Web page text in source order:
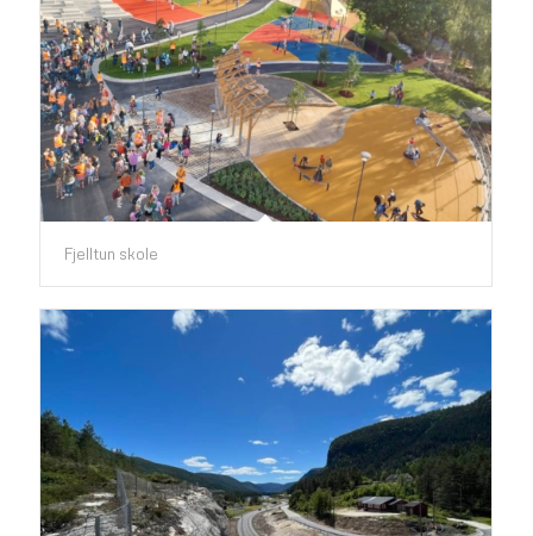
Fjelltun skole